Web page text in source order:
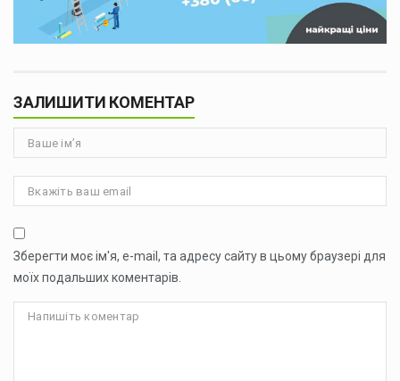
ЗАЛИШИТИ КОМЕНТАР
Зберегти моє ім'я, e-mail, та адресу сайту в цьому браузері для
моїх подальших коментарів.